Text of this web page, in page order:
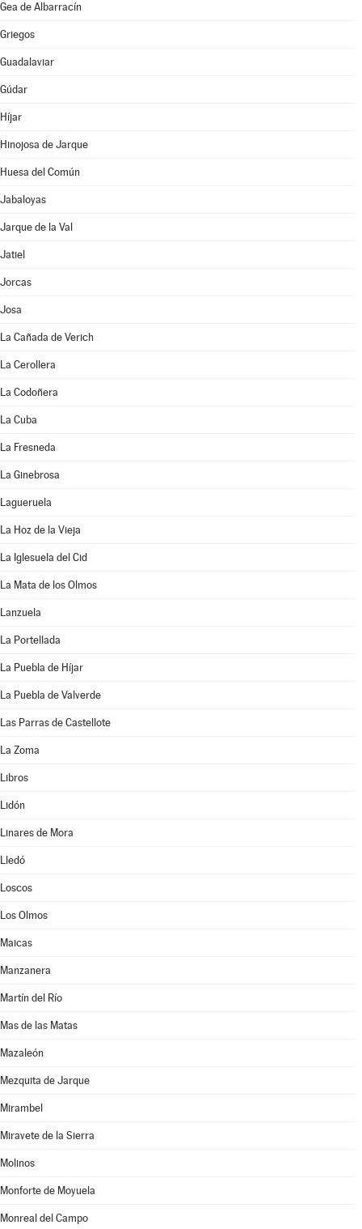
Gea de Albarracín
Griegos
Guadalaviar
Gúdar
Híjar
Hinojosa de Jarque
Huesa del Común
Jabaloyas
Jarque de la Val
Jatiel
Jorcas
Josa
La Cañada de Verich
La Cerollera
La Codoñera
La Cuba
La Fresneda
La Ginebrosa
Lagueruela
La Hoz de la Vieja
La Iglesuela del Cid
La Mata de los Olmos
Lanzuela
La Portellada
La Puebla de Híjar
La Puebla de Valverde
Las Parras de Castellote
La Zoma
Libros
Lidón
Linares de Mora
Lledó
Loscos
Los Olmos
Maicas
Manzanera
Martín del Río
Mas de las Matas
Mazaleón
Mezquita de Jarque
Mirambel
Miravete de la Sierra
Molinos
Monforte de Moyuela
Monreal del Campo